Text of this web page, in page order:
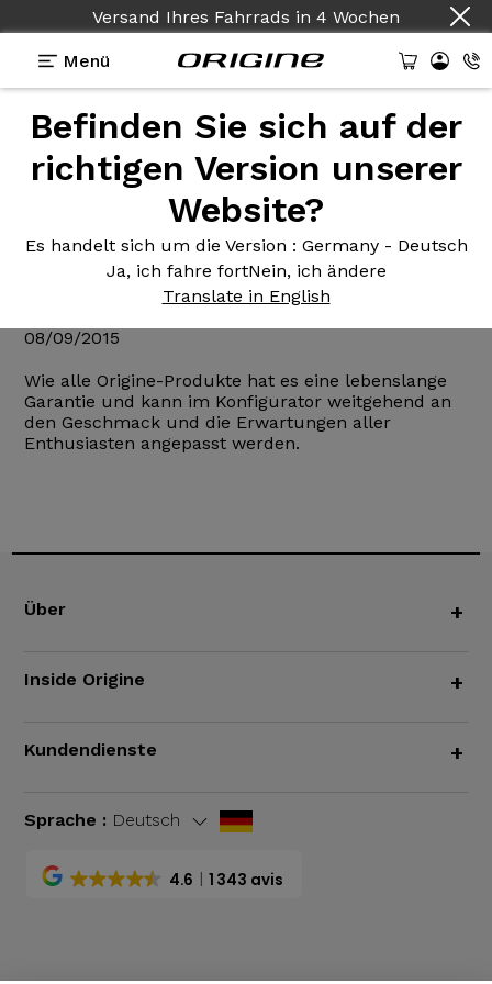
Versand Ihres Fahrrads in 4 Wochen
Menü
Befinden Sie sich auf der
richtigen Version unserer
Website?
Es handelt sich um die Version : Germany - Deutsch
Ja, ich fahre fortNein, ich ändere
Translate in English
Nachrichten Herkunft>Der Axxome Disc ist als
Der AxxomeDisc ist als
Rahmenset und im
Konfigurator erhältlich.
08/09/2015
Wie alle Origine-Produkte hat es eine lebenslange
Garantie und kann im Konfigurator weitgehend an
den Geschmack und die Erwartungen aller
Enthusiasten angepasst werden.
Über +
Inside Origine +
Kundendienste +
Sprache : Deutsch
4.6 1 343 avis